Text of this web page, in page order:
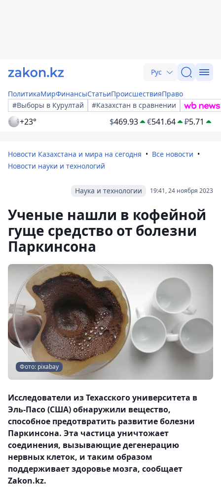
Рус
ПолитикаМирФинансыСтатьиПроисшествияПраво
#Выборы в Курултай
#Казахстан в сравнении
+23° $469.93 €541.64 ₽5.71
Новости Казахстана и мира на сегодня
Все новости
Новости науки и технологий
19:41, 24 ноября 2023
Наука и технологии
Ученые нашли в кофейной
гуще средство от болезни
Паркинсона
Фото: pixabay
Исследователи из Техасского университета в
Эль-Пасо (США) обнаружили вещество,
способное предотвратить развитие болезни
Паркинсона. Эта частица уничтожает
соединения, вызывающие дегенерацию
нервных клеток, и таким образом
поддерживает здоровье мозга, сообщает
Zakon.kz.